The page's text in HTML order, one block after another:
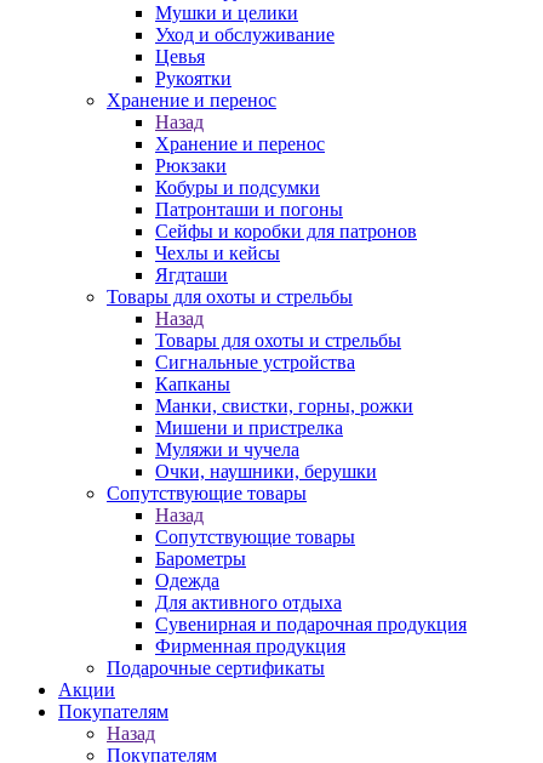
Мушки и целики
Уход и обслуживание
Цевья
Рукоятки
Хранение и перенос
Назад
Хранение и перенос
Рюкзаки
Кобуры и подсумки
Патронташи и погоны
Сейфы и коробки для патронов
Чехлы и кейсы
Ягдташи
Товары для охоты и стрельбы
Назад
Товары для охоты и стрельбы
Сигнальные устройства
Капканы
Манки, свистки, горны, рожки
Мишени и пристрелка
Муляжи и чучела
Очки, наушники, берушки
Сопутствующие товары
Назад
Сопутствующие товары
Барометры
Одежда
Для активного отдыха
Сувенирная и подарочная продукция
Фирменная продукция
Подарочные сертификаты
Акции
Покупателям
Назад
Покупателям